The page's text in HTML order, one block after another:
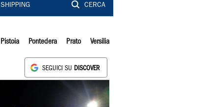
SHIPPING CERCA
Pistoia Pontedera Prato Versilia
SEGUICI SU DISCOVER